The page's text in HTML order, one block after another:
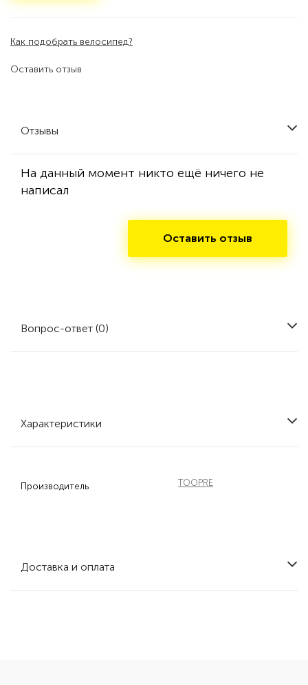
Оставить отзыв
Как подобрать велосипед?
Отзывы
На данный момент никто ещё ничего не
написал
Оставить отзыв
Вопрос-ответ (0)
Характеристики
Производитель TOOPRE
Доставка и оплата